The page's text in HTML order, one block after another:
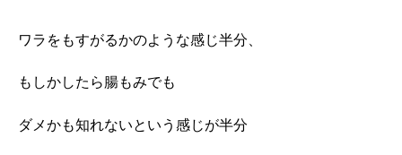
ワラをもすがるかのような感じ半分、
もしかしたら腸もみでも
ダメかも知れないという感じが半分